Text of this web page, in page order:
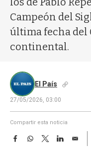
Campeón del
última fecha del
continental.
El País
27/05/2026, 03:00
Compartir esta noticia
F
W
T
w
L
E